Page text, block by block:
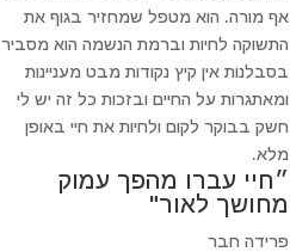
אף מורה. הוא מטפל שמחזיר בגוף את
התשוקה לחיות וברמת הנשמה הוא מסביר
בסבלנות אין קיץ נקודות מבט מעניינות
ומאתגרות על החיים ובזכות כל זה יש לי
חשק בבוקר לקום ולחיות את חיי באופן
מלא.
״חיי עברו מהפך עמוק
מחושך לאור"
פרידה חבר